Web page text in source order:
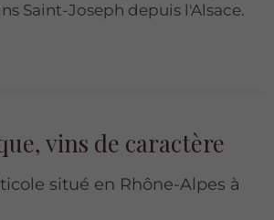
Saint-Joseph depuis l'Alsace.
vins de caractère
situé en Rhône-Alpes à